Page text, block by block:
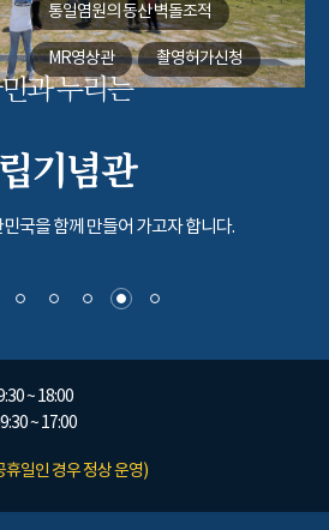
통일염원의 동산벽돌조적
MR영상관 촬영허가신청
과 누리는
기념관
국을 함께 만들어 가고자 합니다.
~ 18:00
~ 17:00
휴일인 경우 정상 운영)